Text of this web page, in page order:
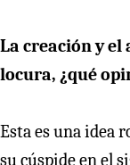
La creación y el
locura, ¿qué
Esta es una idea
su cúspide en el